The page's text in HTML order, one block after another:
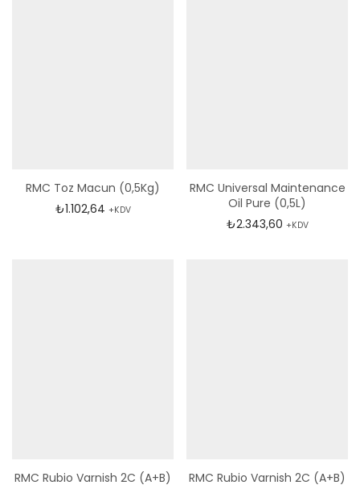
RMC Toz Macun (0,5Kg)
₺1.102,64 +KDV
RMC Universal Maintenance
Oil Pure (0,5L)
₺2.343,60 +KDV
RMC Rubio Varnish 2C (A+B)
RMC Rubio Varnish 2C (A+B)